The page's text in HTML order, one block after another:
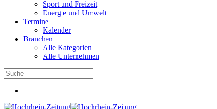
Sport und Freizeit
Energie und Umwelt
Termine
Kalender
Branchen
Alle Kategorien
Alle Unternehmen